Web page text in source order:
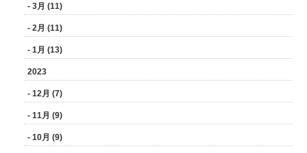
- 3月 (11)
- 2月 (11)
- 1月 (13)
2023
- 12月 (7)
- 11月 (9)
- 10月 (9)